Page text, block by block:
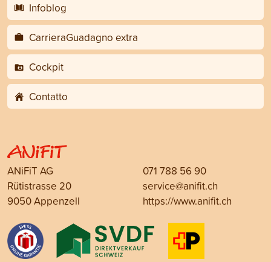
Infoblog
CarrieraGuadagno extra
Cockpit
Contatto
ANiFiT AG
Rütistrasse 20
9050 Appenzell
071 788 56 90
service@anifit.ch
https://www.anifit.ch